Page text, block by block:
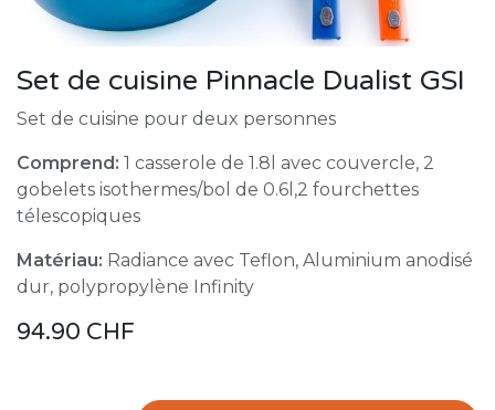
Set de cuisine Pinnacle Dualist GSI
Set de cuisine pour deux personnes
Comprend: 1 casserole de 1.8l avec couvercle, 2
gobelets isothermes/bol de 0.6l,2 fourchettes
télescopiques
Matériau: Radiance avec Teflon, Aluminium anodisé
dur, polypropylène Infinity
94.90 CHF